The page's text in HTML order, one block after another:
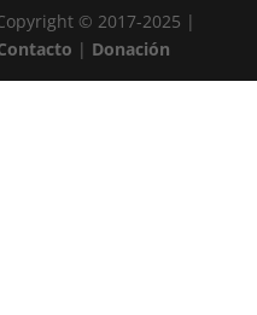
© 2017-2025 |
| Donación